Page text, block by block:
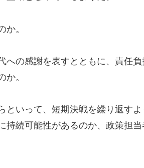
か。
への感謝を表すとともに、責任
か。
といって、短期決戦を繰り返す
持続可能性があるのか、政策担